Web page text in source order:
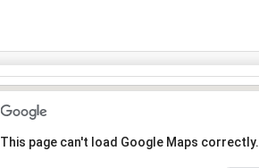
This page can't load Google Maps correctly.